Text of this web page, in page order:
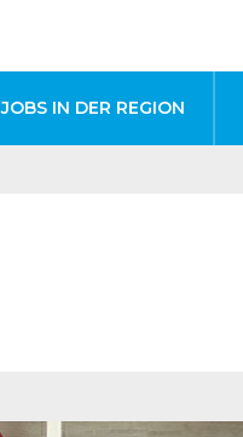
JOBS IN DER REGION